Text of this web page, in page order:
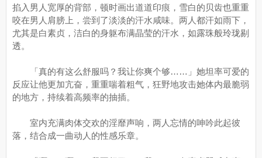
掐入男人宽厚的背部，顿时画出道道印痕，雪白的贝齿也重重
咬在男人肩膀上，尝到了淡淡的汗水咸味。两人都汗如雨下，
尤其是白素贞，洁白的身躯布满晶莹的汗水，如露珠般玲珑剔
透。
「真的有这么舒服吗？我让你爽个够……」她坦率可爱的
反应让他更加亢奋，重重喘着粗气，狂野地攻击她体内最脆弱
的地方，持续着高频率的抽插。
室内充满肉体交欢的淫靡声响，两人忘情的呻吟此起彼
落，结合成一曲动人的性感乐章。